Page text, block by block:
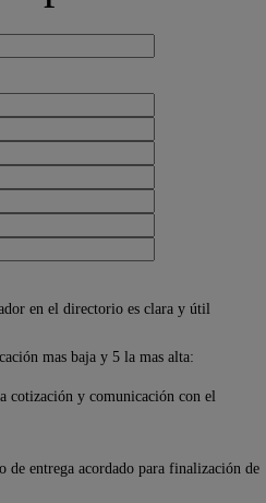
en el directorio es clara y útil
mas baja y 5 la mas alta:
cotización y comunicación con el
entrega acordado para finalización de